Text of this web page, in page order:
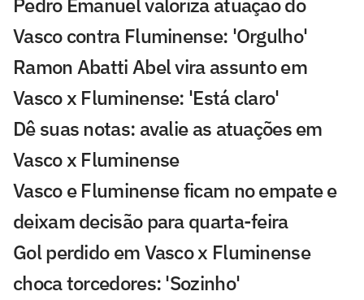
Vasco contra Fluminense: 'Orgulho'
Ramon Abatti Abel vira assunto em
Vasco x Fluminense: 'Está claro'
Dê suas notas: avalie as atuações em
Vasco x Fluminense
Vasco e Fluminense ficam no empate e
deixam decisão para quarta-feira
Gol perdido em Vasco x Fluminense
choca torcedores: 'Sozinho'